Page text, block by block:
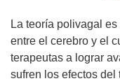
La teoría polivagal
entre el cerebro y el
terapeutas a lograr
sufren los efectos del